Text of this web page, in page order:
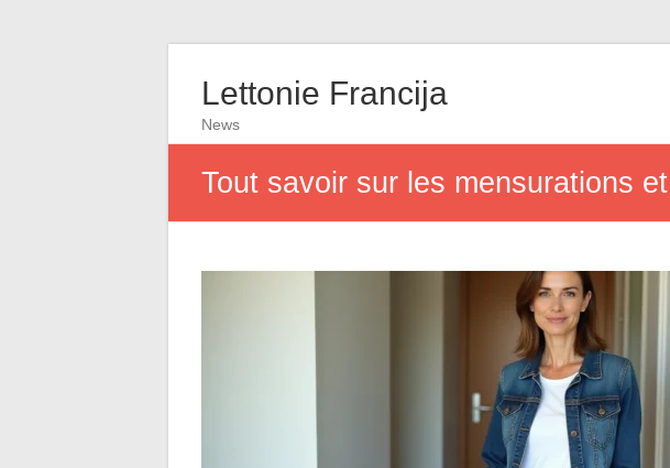
Lettonie Francija
News
Tout savoir sur les mensurations